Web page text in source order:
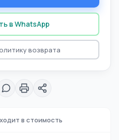
в стоимость
в WhatsApp
возврата